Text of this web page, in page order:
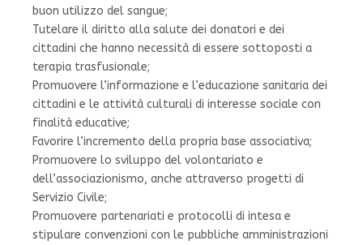
buon utilizzo del sangue;
Tutelare il diritto alla salute dei donatori e dei
cittadini che hanno necessità di essere sottoposti a
terapia trasfusionale;
Promuovere l’informazione e l’educazione sanitaria dei
cittadini e le attività culturali di interesse sociale con
finalità educative;
Favorire l’incremento della propria base associativa;
Promuovere lo sviluppo del volontariato e
dell’associazionismo, anche attraverso progetti di
Servizio Civile;
Promuovere partenariati e protocolli di intesa e
stipulare convenzioni con le pubbliche amministrazioni